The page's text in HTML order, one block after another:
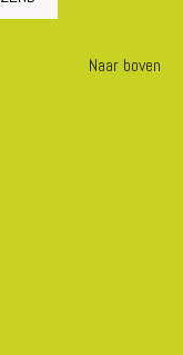
Naar boven